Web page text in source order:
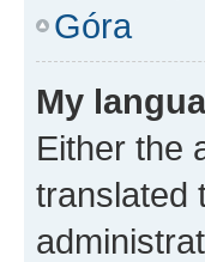
Góra
My
Either the
translated